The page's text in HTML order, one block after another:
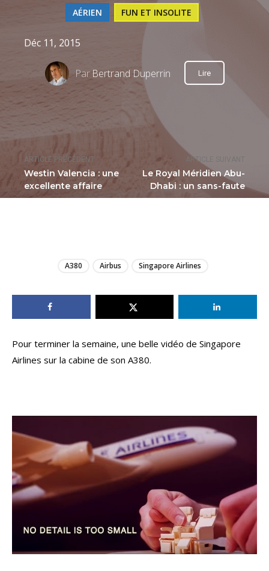
ARTICLE PRÉCÉDENT
Westin Valencia : une
excellente affaire
ARTICLE SUIVANT
Le Royal Méridien Abu-
Dhabi : un sans-faute
AÉRIEN FUN ET INSOLITE
Déc 11, 2015
ParBertrand Duperrin Lire
A380 Airbus Singapore Airlines
Pour terminer la semaine, une belle vidéo de Singapore
Airlines sur la cabine de son A380.